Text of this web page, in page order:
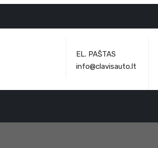
EL. PAŠTAS
info@clavisauto.lt